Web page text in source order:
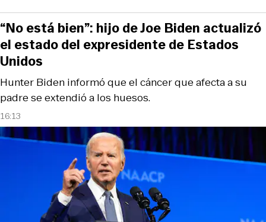
16:13
Hunter Biden informó que el cáncer que afecta a su
padre se extendió a los huesos.
“No está bien”: hijo de Joe Biden actualizó
el estado del expresidente de Estados
Unidos